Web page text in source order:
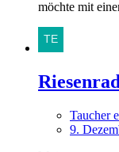
möchte mit
Taucher
9.